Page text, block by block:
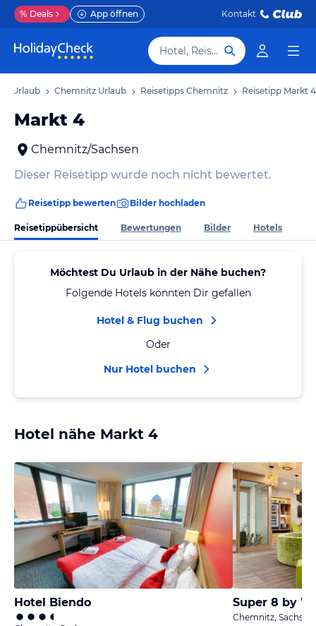
% Deals App öffnen Kontakt
Hotel, Reiseziel
Urlaub Chemnitz Urlaub Reisetipps Chemnitz Reisetipp Markt 4
Markt 4
Chemnitz/Sachsen
Dieser Reisetipp wurde noch nicht bewertet.
Reisetipp bewerten Bilder hochladen
Reisetippübersicht Bewertungen Bilder Hotels
Möchtest Du Urlaub in der Nähe buchen?
Folgende Hotels könnten Dir gefallen
Hotel & Flug buchen
Oder
Nur Hotel buchen
Hotel nähe Markt 4
Hotel Biendo Super 8 by
Chemnitz, Sachsen